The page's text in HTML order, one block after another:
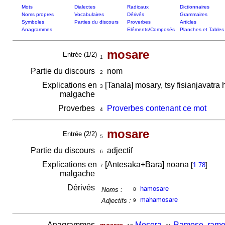
Mots Dialectes Radicaux
Dictionnaires
Noms propres
Vocabulaires Dérivés
Grammaires
Symboles
Parties du discours Proverbes
Articles
Anagrammes
Eléments/Composés Planches et Tables
Entrée (1/2) 1 mosare
Partie du discours 2
nom
Explications en
malgache
3 [Tanala] mosary, tsy
Proverbes 4 Proverbes contenant ce mot
Entrée (2/2) 5 mosare
Partie du discours 6
adjectif
Explications en
malgache
7 [Antesaka+Bara] noana [1.78]
Dérivés Noms : 8
hamosare
Adjectifs : 9 mahamosare